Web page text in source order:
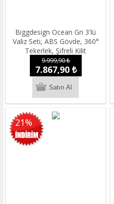
Biggdesign Ocean Gri 3'lü
Valiz Seti, ABS Gövde, 360°
Tekerlek, Şifreli Kilit
9.999,90 ₺
7.867,90 ₺
21%